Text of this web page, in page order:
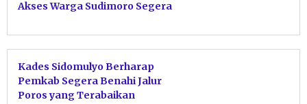
Akses Warga Sudimoro Segera
Kades Sidomulyo Berharap
Pemkab Segera Benahi Jalur
Poros yang Terabaikan